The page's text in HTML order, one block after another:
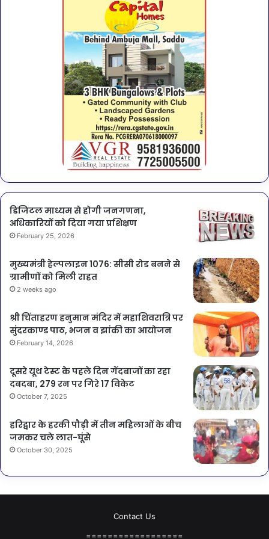
डिजिटल माध्यम से होगी जनगणना,
अधिकारियों को दिया गया प्रशिक्षण
February 25, 2026
मुख्यमंत्री हेल्पलाइन 1076: सीसी रोड बनने से
ग्रामीणों को मिली राहत
2 weeks ago
श्री चिंताहरण हनुमान मंदिर में महाशिवरात्रि पर
सुंदरकाण्ड पाठ, भजन व झांकी का आयोजन
February 14, 2026
दूसरे यूथ टेस्ट के पहले दिन गेंदबाजों का रहा
दबदबा, 279 रन पर गिरे 17 विकेट
October 7, 2025
हरिद्वार के हरकी पौड़ी में तीन महिलाओं के बीच
जमकर चले लात-घूंसे
October 30, 2025
Contact Us
==================